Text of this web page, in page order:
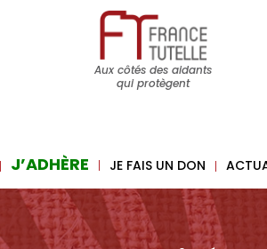
Aux côtés des aidants
qui protègent
J’ADHÈRE JE FAIS UN DON